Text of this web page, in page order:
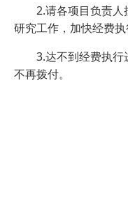
2.请各项目负责
研究工作，加快经费执
3.达不到经费执
不再拨付。